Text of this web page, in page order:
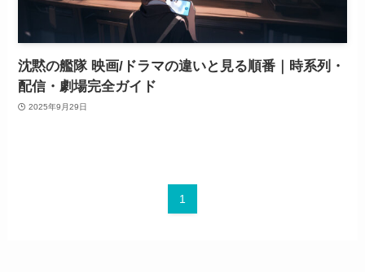
沈黙の艦隊 映画/ドラマの違いと見る順番｜時系列・
配信・劇場完全ガイド
2025年9月29日
1